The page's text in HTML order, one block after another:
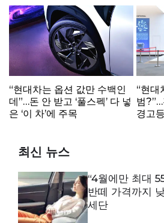
“현대차는 옵션 값만 수백인
데”…돈 안 받고 ‘풀스펙’ 다 넣
은 ‘이 차’에 주목
“현대
범
경고
최신 뉴스
“4월에만 최대
반떼 가격까지
세단